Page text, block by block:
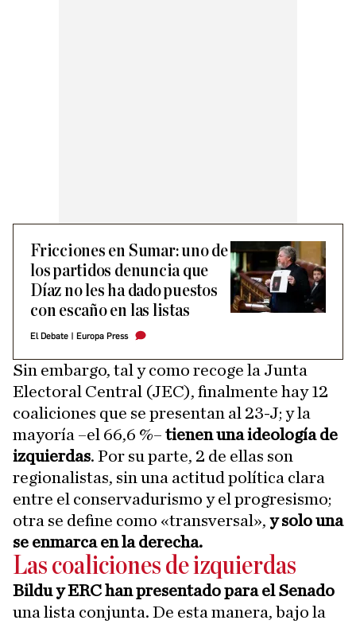
Fricciones en Sumar: uno de
los partidos denuncia que
Díaz no les ha dado puestos
con escaño en las listas
El Debate | Europa Press
Sin embargo, tal y como recoge la Junta
Electoral Central (JEC), finalmente hay 12
coaliciones que se presentan al 23-J; y la
mayoría –el 66,6 %– tienen una ideología de
izquierdas. Por su parte, 2 de ellas son
regionalistas, sin una actitud política clara
entre el conservadurismo y el progresismo;
otra se define como «transversal», y solo una
se enmarca en la derecha.
Las coaliciones de izquierdas
Bildu y ERC han presentado para el Senado
una lista conjunta. De esta manera, bajo la